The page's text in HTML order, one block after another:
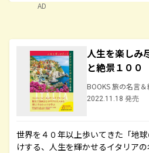
AD
人生を楽しみ
と絶景１００
BOOKS 旅の名言＆
2022.11.18 発売
世界を４０年以上歩いてきた「地
けする、人生を輝かせるイタリア